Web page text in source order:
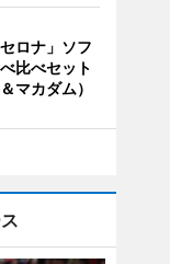
ロナ」ソフ
比べセット
マカダム）